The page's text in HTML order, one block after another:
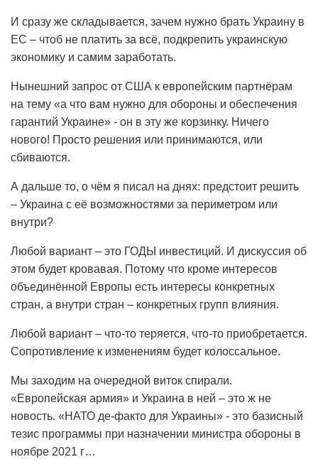
И сразу же складывается, зачем нужно брать Украину в
ЕС – чтоб не платить за всё, подкрепить украинскую
экономику и самим заработать.
Нынешний запрос от США к европейским партнёрам
на тему «а что вам нужно для обороны и обеспечения
гарантий Украине» - он в эту же корзинку. Ничего
нового! Просто решения или принимаются, или
сбиваются.
А дальше то, о чём я писал на днях: предстоит решить
– Украина с её возможностями за периметром или
внутри?
Любой вариант – это ГОДЫ инвестиций. И дискуссия об
этом будет кровавая. Потому что кроме интересов
объединённой Европы есть интересы конкретных
стран, а внутри стран – конкретных групп влияния.
Любой вариант – что-то теряется, что-то приобретается.
Сопротивление к изменениям будет колоссальное.
Мы заходим на очередной виток спирали.
«Европейская армия» и Украина в ней – это ж не
новость. «НАТО де-факто для Украины» - это базисный
тезис программы при назначении министра обороны в
ноябре 2021 г…